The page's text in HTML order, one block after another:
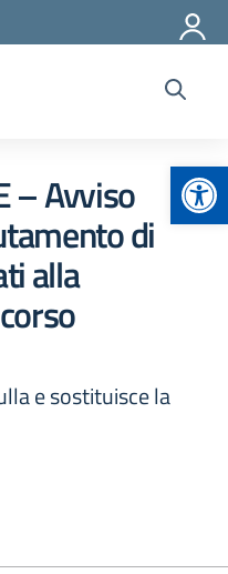
– Avviso
di
alla
e sostituisce la